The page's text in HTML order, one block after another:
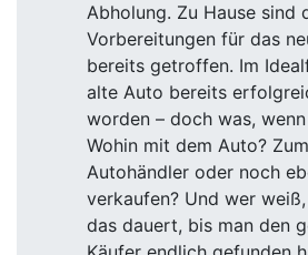
Abholung. Zu Hause sind
Vorbereitungen für das
bereits getroffen. Im
alte Auto bereits
worden – doch was,
Wohin mit dem Auto? Zum
Autohändler oder noch
verkaufen? Und wer
das dauert, bis man den